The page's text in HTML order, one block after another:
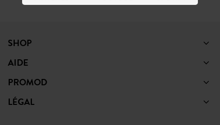
SHOP
AIDE
PROMOD
LÉGAL